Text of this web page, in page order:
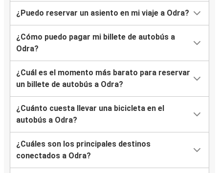
¿Puedo reservar un asiento en mi viaje a Odra?
¿Cómo puedo pagar mi billete de autobús a
Odra?
¿Cuál es el momento más barato para reservar
un billete de autobús a Odra?
¿Cuánto cuesta llevar una bicicleta en el
autobús a Odra?
¿Cuáles son los principales destinos
conectados a Odra?